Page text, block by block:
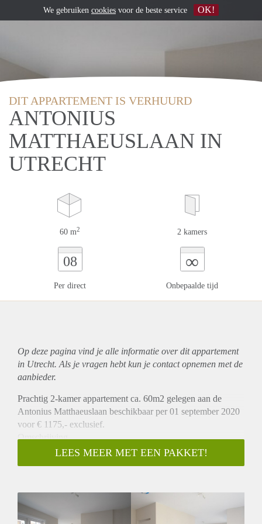
DIT APPARTEMENT IS VERHUURD
ANTONIUS
MATTHAEUSLAAN IN
UTRECHT
60 m2 2 kamers
08
Per direct
∞
Onbepaalde tijd
Op deze pagina vind je alle informatie over ditappartement
in Utrecht. Als je vragen hebt kun je contact opnemen met de
aanbieder.
Prachtig 2-kamer appartement ca. 60m2 gelegen aan de
Antonius Matthaeuslaan beschikbaar per 01 september 2020
voor € 1175,- exclusief.
Omschrijving
Dit appartement is gelegen op de 2e verdieping. Bij
binnenkomst heeft u toegang tot een ruime woonkamer met
een klein balkon. Het appartement beschikt over 1
slaapkamer van ca.12m2 . Vanuit de slaapkamer heeft u
LEES MEER MET EEN PAKKET!
We gebruiken cookies voor de beste service OK!